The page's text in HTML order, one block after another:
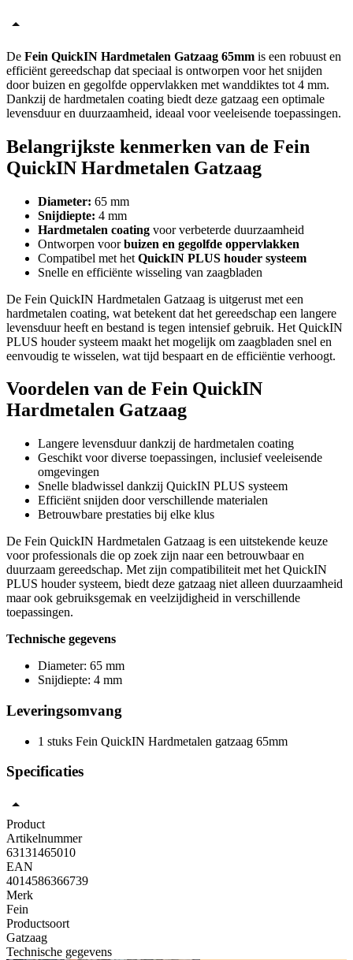
De Fein QuickIN Hardmetalen Gatzaag 65mm is een robuust en
efficiënt gereedschap dat speciaal is ontworpen voor het snijden
door buizen en gegolfde oppervlakken met wanddiktes tot 4 mm.
Dankzij de hardmetalen coating biedt deze gatzaag een optimale
levensduur en duurzaamheid, ideaal voor veeleisende toepassingen.
Belangrijkste kenmerken van de Fein
QuickIN Hardmetalen Gatzaag
Diameter: 65 mm
Snijdiepte: 4 mm
Hardmetalen coating voor verbeterde duurzaamheid
Ontworpen voorbuizen en gegolfde oppervlakken
Compatibel met het QuickIN PLUS houder systeem
Snelle en efficiënte wisseling van zaagbladen
De Fein QuickIN Hardmetalen Gatzaag is uitgerust met een
hardmetalen coating, wat betekent dat het gereedschap een langere
levensduur heeft en bestand is tegen intensief gebruik. Het QuickIN
PLUS houder systeem maakt het mogelijk om zaagbladen snel en
eenvoudig te wisselen, wat tijd bespaart en de efficiëntie verhoogt.
Voordelen van de Fein QuickIN
Hardmetalen Gatzaag
Langere levensduur dankzij de hardmetalen coating
Geschikt voor diverse toepassingen, inclusief veeleisende
omgevingen
Snelle bladwissel dankzij QuickIN PLUS systeem
Efficiënt snijden door verschillende materialen
Betrouwbare prestaties bij elke klus
De Fein QuickIN Hardmetalen Gatzaag is een uitstekende keuze
voor professionals die op zoek zijn naar een betrouwbaar en
duurzaam gereedschap. Met zijn compatibiliteit met het QuickIN
PLUS houder systeem, biedt deze gatzaag niet alleen duurzaamheid
maar ook gebruiksgemak en veelzijdigheid in verschillende
toepassingen.
Technische gegevens
Diameter: 65 mm
Snijdiepte: 4 mm
Leveringsomvang
1 stuks Fein QuickIN Hardmetalen gatzaag 65mm
Specificaties
Product
Artikelnummer
63131465010
EAN
4014586366739
Merk
Fein
Productsoort
Gatzaag
Technische gegevens